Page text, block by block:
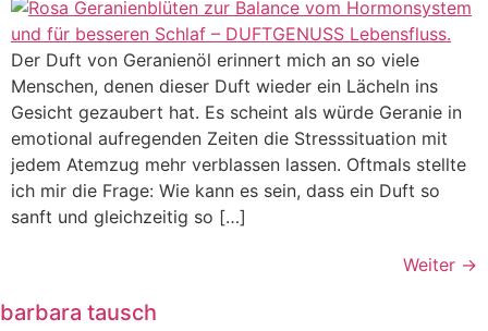
Der Duft von Geranienöl erinnert mich an so viele
Menschen, denen dieser Duft wieder ein Lächeln ins
Gesicht gezaubert hat. Es scheint als würde Geranie in
emotional aufregenden Zeiten die Stresssituation mit
jedem Atemzug mehr verblassen lassen. Oftmals stellte
ich mir die Frage: Wie kann es sein, dass ein Duft so
sanft und gleichzeitig so […]
Weiter →
barbara tausch